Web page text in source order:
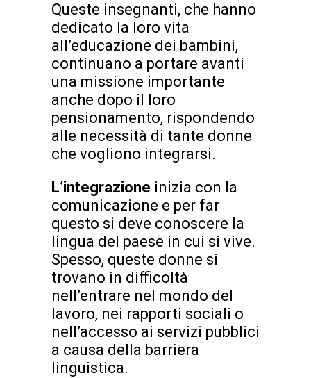
Queste insegnanti, che hanno
dedicato la loro vita
all’educazione dei bambini,
continuano a portare avanti
una missione importante
anche dopo il loro
pensionamento, rispondendo
alle necessità di tante donne
che vogliono integrarsi.
L’integrazione inizia con la
comunicazione e per far
questo si deve conoscere la
lingua del paese in cui si vive.
Spesso, queste donne si
trovano in difficoltà
nell’entrare nel mondo del
lavoro, nei rapporti sociali o
nell’accesso ai servizi pubblici
a causa della barriera
linguistica.